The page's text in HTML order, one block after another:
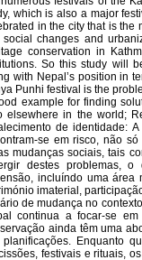
which is also a major
in the city that is the
social changes and
conservation in
So this study will
with Nepal’s position in
Punhi festival is the
example for finding
elsewhere in the world;
de identidade:
se em risco, não
mudanças sociais, tais
destes problemas,
incluíndo uma área
imaterial,
de mudança no
continua a focar-se
ainda têm uma
planificações. Enquanto
festivais e rituais,